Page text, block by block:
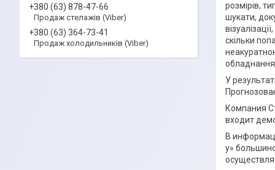
розмірів,
шукати,
скільки
обладнання
У
Компания
входит
В
у»
+380 (63) 878-47-66
Продаж стелажів (Viber)
+380 (63) 364-73-41
Продаж холодильників (Viber)